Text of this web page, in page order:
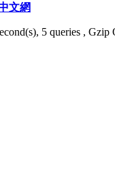
文網
5 queries , Gzip